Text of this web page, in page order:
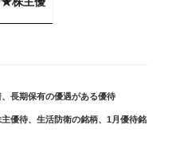
、 長期保有の優遇がある優待
優待、 生活防衛の銘柄、 1月優待銘